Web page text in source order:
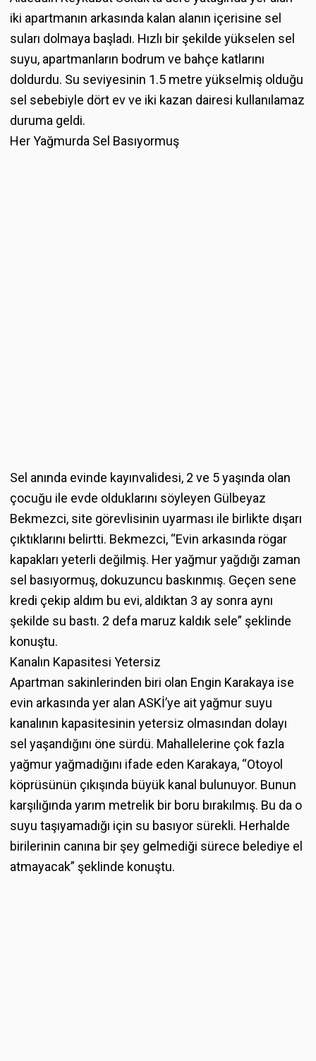
iki apartmanın arkasında kalan alanın içerisine sel
suları dolmaya başladı. Hızlı bir şekilde yükselen sel
suyu, apartmanların bodrum ve bahçe katlarını
doldurdu. Su seviyesinin 1.5 metre yükselmiş olduğu
sel sebebiyle dört ev ve iki kazan dairesi kullanılamaz
duruma geldi.
Her Yağmurda Sel Basıyormuş
Sel anında evinde kayınvalidesi, 2 ve 5 yaşında olan
çocuğu ile evde olduklarını söyleyen Gülbeyaz
Bekmezci, site görevlisinin uyarması ile birlikte dışarı
çıktıklarını belirtti. Bekmezci, “Evin arkasında rögar
kapakları yeterli değilmiş. Her yağmur yağdığı zaman
sel basıyormuş, dokuzuncu baskınmış. Geçen sene
kredi çekip aldım bu evi, aldıktan 3 ay sonra aynı
şekilde su bastı. 2 defa maruz kaldık sele” şeklinde
konuştu.
Kanalın Kapasitesi Yetersiz
Apartman sakinlerinden biri olan Engin Karakaya ise
evin arkasında yer alan ASKİ’ye ait yağmur suyu
kanalının kapasitesinin yetersiz olmasından dolayı
sel yaşandığını öne sürdü. Mahallelerine çok fazla
yağmur yağmadığını ifade eden Karakaya, “Otoyol
köprüsünün çıkışında büyük kanal bulunuyor. Bunun
karşılığında yarım metrelik bir boru bırakılmış. Bu da o
suyu taşıyamadığı için su basıyor sürekli. Herhalde
birilerinin canına bir şey gelmediği sürece belediye el
atmayacak” şeklinde konuştu.